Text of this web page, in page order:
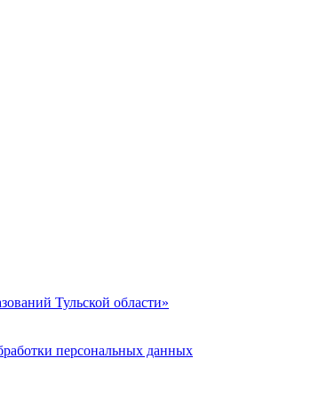
Тульской области»
персональных данных